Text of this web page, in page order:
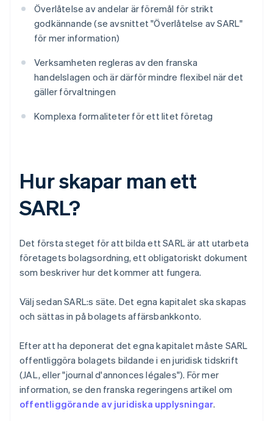
Överlåtelse av andelar är föremål för strikt
godkännande (se avsnittet "Överlåtelse av SARL"
för mer information)
Verksamheten regleras av den franska
handelslagen och är därför mindre flexibel när det
gäller förvaltningen
Komplexa formaliteter för ett litet företag
Hur skapar man ett
SARL?
Det första steget för att bilda ett SARL är att utarbeta
företagets bolagsordning, ett obligatoriskt dokument
som beskriver hur det kommer att fungera.
Välj sedan SARL:s säte. Det egna kapitalet ska skapas
och sättas in på bolagets affärsbankkonto.
Efter att ha deponerat det egna kapitalet måste SARL
offentliggöra bolagets bildande i en juridisk tidskrift
(JAL, eller "journal d'annonces légales"). För mer
information, se den franska regeringens artikel om
offentliggörande av juridiska upplysningar.